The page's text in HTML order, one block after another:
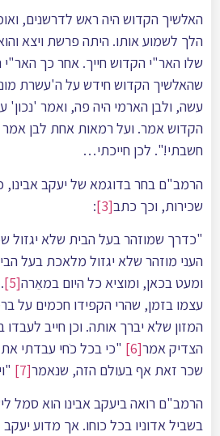
האלשיך הקדוש היה ראש לדרשנים,
הלך לשמוע אותו. היתה פרשת ויצא
שלו האר"י הקדוש חייך. אחר כך
שהאלשיך הקדוש חידש על ה'עשרת
עשה, ולבן הארמי היה פה, ואמר
הקדוש אמר. ועל רמאות אחת לבן אמר
חשבתי!". לכן חייכתי…
הרמב"ם בחר בדוגמא של יעקב אבינו,
שכירות, וכך כתב[3]
:
"כדרך שמוזהר בעל הבית שלא יגזול
העני מוזהר שלא יגזול מלאכת בעל
ומעט בכאן, ומוציא כל היום במאֵרה[5]
עצמו בזמן, שהרי הקפידו חכמים על
המזון שלא יברך אותה. וכן חייב לעבדו
הצדיק אמר[6]
"כי בכל כֹחי עבדתי
שכר זאת אף בעולם הזה, שנאמר[7]
הרמב"ם רואה ביעקב אבינו הוא סמל
בשביל אדוניו בכל כוחו. אך מדוע יעקב